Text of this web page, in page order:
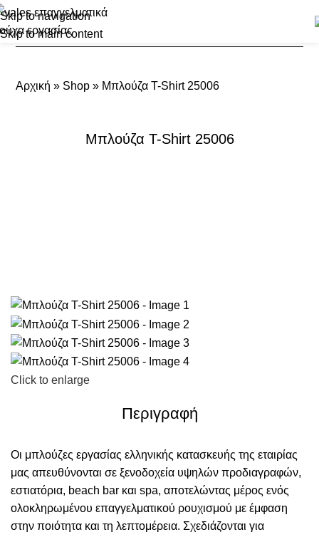
Skip to navigation
Skip to main content
Αρχική » Shop » Μπλούζα T-Shirt 25006
Μπλούζα T-Shirt 25006
Click to enlarge
Περιγραφή
Οι μπλούζες εργασίας ελληνικής κατασκευής της εταιρίας
μας απευθύνονται σε ξενοδοχεία υψηλών προδιαγραφών,
εστιατόρια, beach bar και spa, αποτελώντας μέρος ενός
ολοκληρωμένου επαγγελματικού ρουχισμού με έμφαση
στην ποιότητα και τη λεπτομέρεια. Σχεδιάζονται για